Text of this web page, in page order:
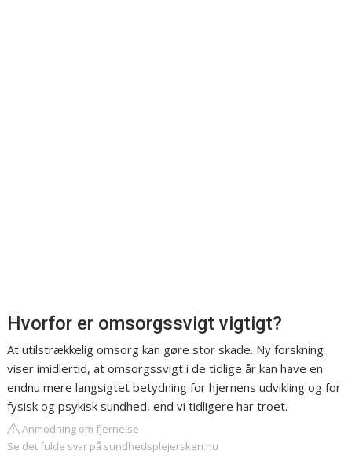
Hvorfor er omsorgssvigt vigtigt?
At utilstrækkelig omsorg kan gøre stor skade. Ny forskning
viser imidlertid, at omsorgssvigt i de tidlige år kan have en
endnu mere langsigtet betydning for hjernens udvikling og for
fysisk og psykisk sundhed, end vi tidligere har troet.
Anmodning om fjernelse
Se det fulde svar på sundhedsplejersken.nu